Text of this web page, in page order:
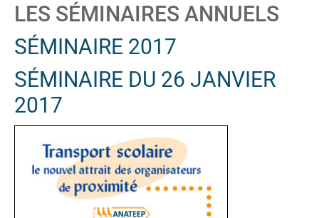
LES SÉMINAIRES ANNUELS
SÉMINAIRE 2017
SÉMINAIRE DU 26 JANVIER
2017